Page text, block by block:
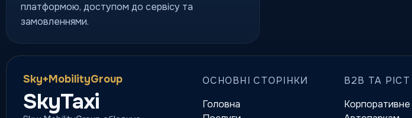
платформою, доступом до сервісу та
замовленнями.
Sky+MobilityGroup
SkyTaxi
ОСНОВНІ СТОРІНКИ
Головна
B2B ТА РІСТ
Корпоративне